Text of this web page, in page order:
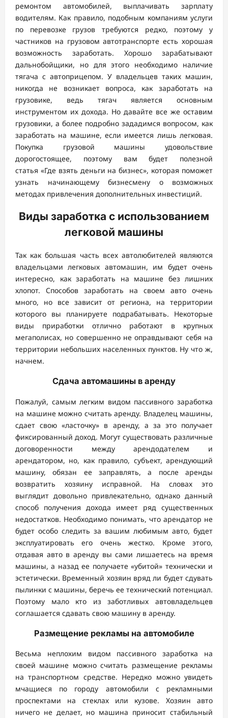
ремонтом автомобилей, выплачивать зарплату
водителям. Как правило, подобным компаниям услуги
по перевозке грузов требуются редко, поэтому у
частников на грузовом автотранспорте есть хорошая
возможность заработать. Хорошо зарабатывают
дальнобойщики, но для этого необходимо наличие
тягача с автоприцепом. У владельцев таких машин,
никогда не возникает вопроса, как заработать на
грузовике, ведь тягач является основным
инструментом их дохода. Но давайте все же оставим
грузовики, а более подробно зададимся вопросом, как
заработать на машине, если имеется лишь легковая.
Покупка грузовой машины удовольствие
дорогостоящее, поэтому вам будет полезной
статья «Где взять деньги на бизнес», которая поможет
узнать начинающему бизнесмену о возможных
методах привлечения дополнительных инвестиций.
Виды заработка с использованием
легковой машины
Так как большая часть всех автолюбителей являются
владельцами легковых автомашин, им будет очень
интересно, как заработать на машине без лишних
хлопот. Способов заработать на своем авто очень
много, но все зависит от региона, на территории
которого вы планируете подрабатывать. Некоторые
виды приработки отлично работают в крупных
мегаполисах, но совершенно не оправдывают себя на
территории небольших населенных пунктов. Ну что ж,
начнем.
Сдача автомашины в аренду
Пожалуй, самым легким видом пассивного заработка
на машине можно считать аренду. Владелец машины,
сдает свою «ласточку» в аренду, а за это получает
фиксированный доход. Могут существовать различные
договоренности между арендодателем и
арендатором, но, как правило, субъект, арендующий
машину, обязан ее заправлять, а после аренды
возвратить хозяину исправной. На словах это
выглядит довольно привлекательно, однако данный
способ получения дохода имеет ряд существенных
недостатков. Необходимо понимать, что арендатор не
будет особо следить за вашим любимым авто, будет
эксплуатировать его очень жестко. Кроме этого,
отдавая авто в аренду вы сами лишаетесь на время
машины, а назад ее получаете «убитой» технически и
эстетически. Временный хозяин вряд ли будет сдувать
пылинки с машины, беречь ее технический потенциал.
Поэтому мало кто из заботливых автовладельцев
соглашается сдавать свою машину в аренду.
Размещение рекламы на автомобиле
Весьма неплохим видом пассивного заработка на
своей машине можно считать размещение рекламы
на транспортном средстве. Нередко можно увидеть
мчащиеся по городу автомобили с рекламными
проспектами на стеклах или кузове. Хозяин авто
ничего не делает, но машина приносит стабильный